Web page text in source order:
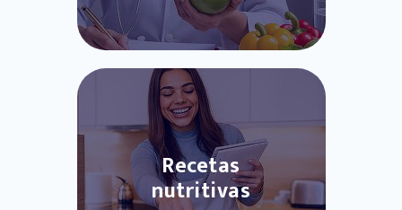
Recetas
nutritivas